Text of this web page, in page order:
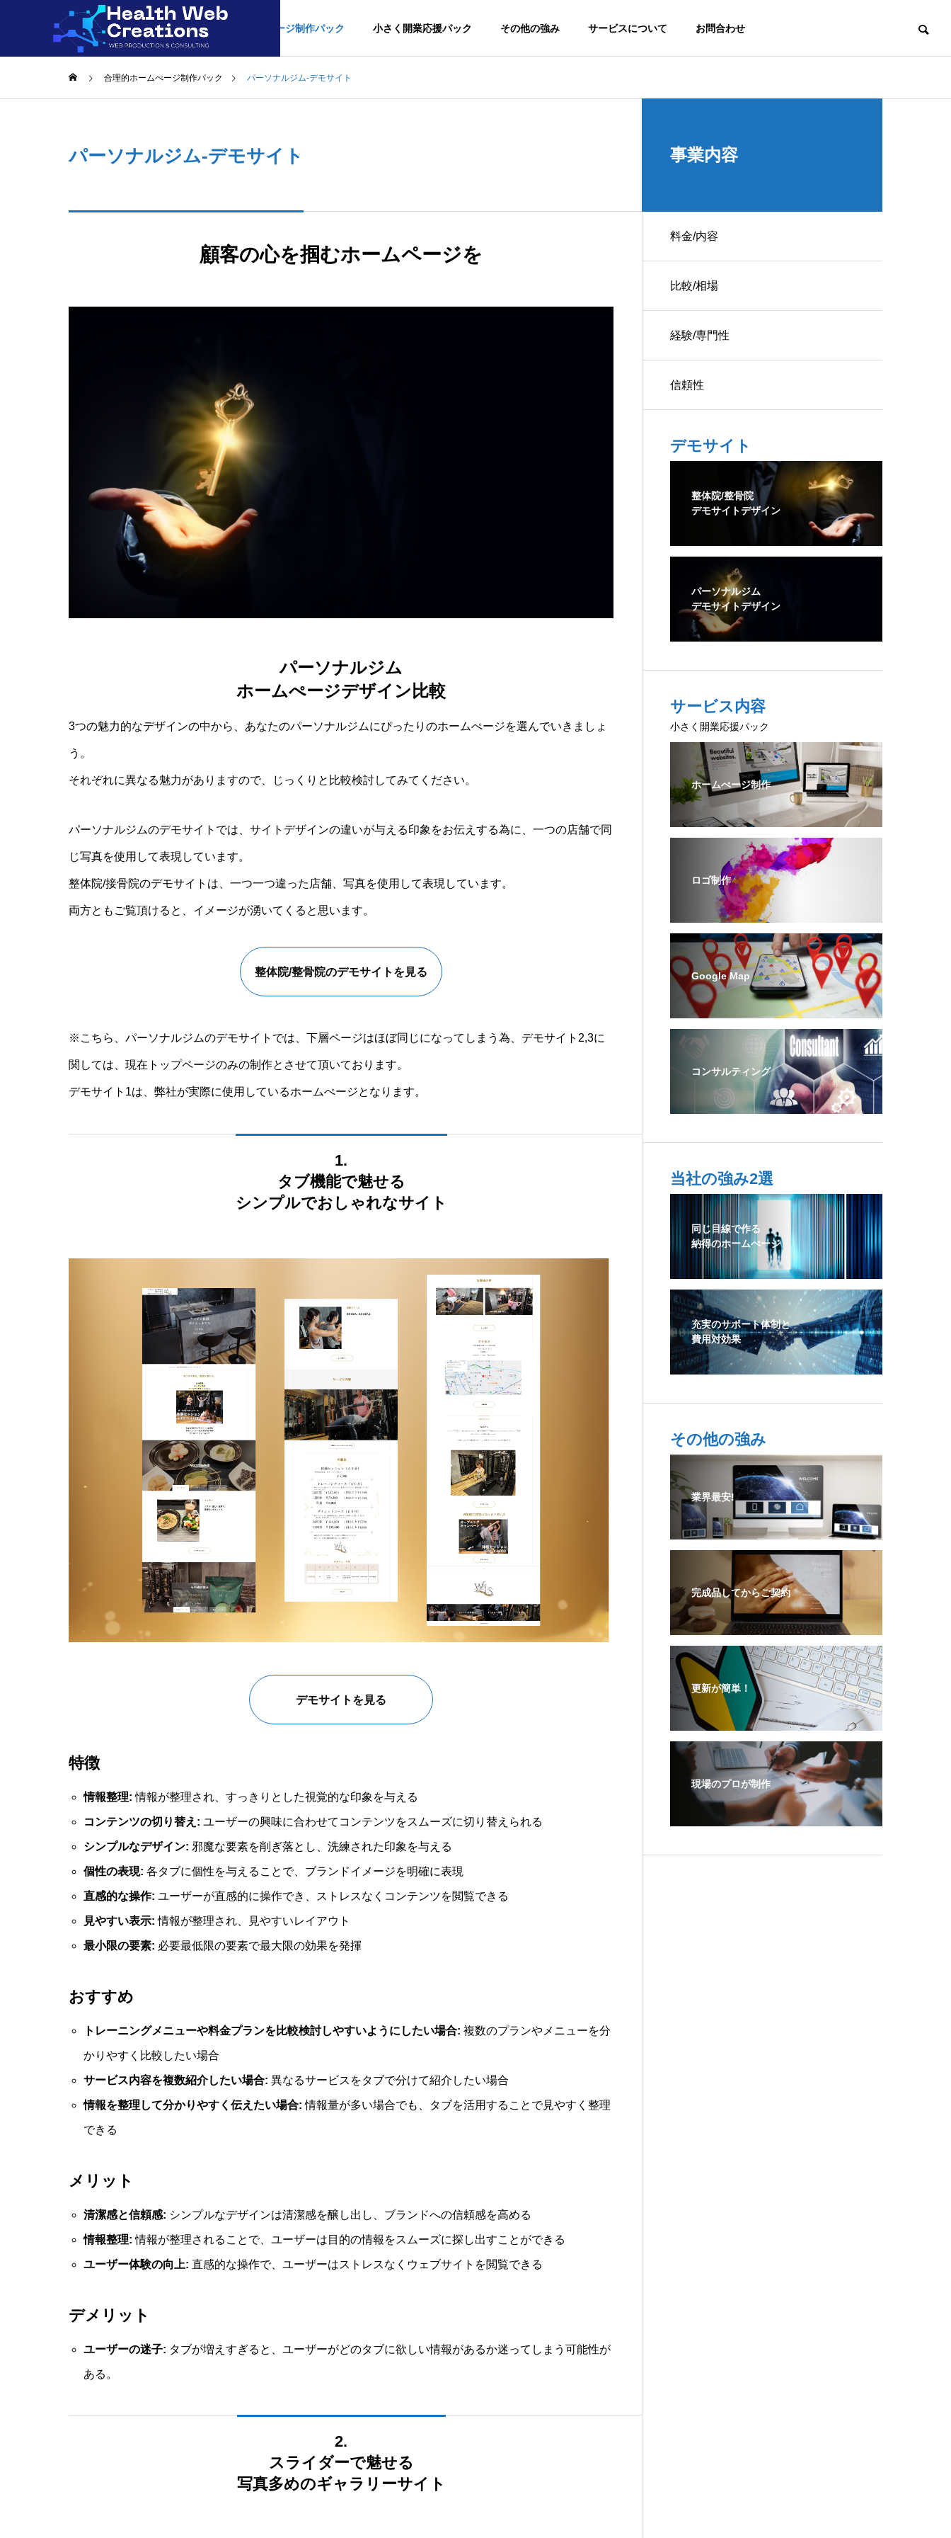
合理的ホームぺージ制作パック 小さく開業応援パック その他の強み サービスについて お問合わせ
このクオリティーでこの安さ。 最初につまずかない。その為に。
比較/相場
よかった。と言ってもらえるように。
接骨院/整体院-デモサイト
ホームぺージ制作 ロゴ制作 Google Map
合理的ホームぺージ制作パック パーソナルジム‐デモサイト
パーソナルジム‐デモサイト
顧客の心を掴むホームページを
パーソナルジム
ホームぺージデザイン比較
3つの魅力的なデザインの中から、あなたのパーソナルジムにぴったりのホームぺージを選んでいきましょ
う。
それぞれに異なる魅力がありますので、じっくりと比較検討してみてください。
パーソナルジムのデモサイトでは、サイトデザインの違いが与える印象をお伝えする為に、一つの店舗で同
じ写真を使用して表現しています。
整体院/接骨院のデモサイトは、一つ一つ違った店舗、写真を使用して表現しています。
両方ともご覧頂けると、イメージが湧いてくると思います。
整体院/整骨院のデモサイトを見る
※こちら、パーソナルジムのデモサイトでは、下層ページはほぼ同じになってしまう為、デモサイト2,3に
関しては、現在トップページのみの制作とさせて頂いております。
デモサイト1は、弊社が実際に使用しているホームぺージとなります。
1.
タブ機能で魅せる
シンプルでおしゃれなサイト
デモサイトを見る
特徴
情報整理: 情報が整理され、すっきりとした視覚的な印象を与える
コンテンツの切り替え: ユーザーの興味に合わせてコンテンツをスムーズに切り替えられる
シンプルなデザイン: 邪魔な要素を削ぎ落とし、洗練された印象を与える
個性の表現: 各タブに個性を与えることで、ブランドイメージを明確に表現
直感的な操作: ユーザーが直感的に操作でき、ストレスなくコンテンツを閲覧できる
見やすい表示: 情報が整理され、見やすいレイアウト
最小限の要素: 必要最低限の要素で最大限の効果を発揮
おすすめ
トレーニングメニューや料金プランを比較検討しやすいようにしたい場合: 複数のプランやメニューを分
かりやすく比較したい場合
サービス内容を複数紹介したい場合: 異なるサービスをタブで分けて紹介したい場合
情報を整理して分かりやすく伝えたい場合: 情報量が多い場合でも、タブを活用することで見やすく整理
できる
メリット
清潔感と信頼感: シンプルなデザインは清潔感を醸し出し、ブランドへの信頼感を高める
情報整理: 情報が整理されることで、ユーザーは目的の情報をスムーズに探し出すことができる
ユーザー体験の向上: 直感的な操作で、ユーザーはストレスなくウェブサイトを閲覧できる
デメリット
ユーザーの迷子: タブが増えすぎると、ユーザーがどのタブに欲しい情報があるか迷ってしまう可能性が
ある。
2.
スライダーで魅せる
写真多めのギャラリーサイト
事業内容
料金/内容
比較/相場
経験/専門性
信頼性
デモサイト
整体院/整骨院
デモサイトデザイン
パーソナルジム
デモサイトデザイン
サービス内容
小さく開業応援パック
ホームぺージ制作
ロゴ制作
Google Map
コンサルティング
当社の強み2選
同じ目線で作る
納得のホームぺージ
充実のサポート体制と
費用対効果
その他の強み
業界最安!
完成品してからご契約
更新が簡単！
現場のプロが制作